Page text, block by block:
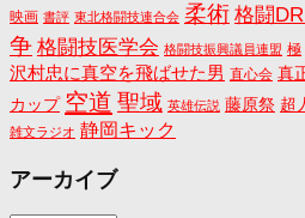
映画 書評 東北格闘技連合会 柔術 格闘
争 格闘技医学会 格闘技振興議員連盟 極
沢村忠に真空を飛ばせた男 直心会 真
カップ 空道 聖域 英雄伝説 藤原祭 超
雑文ラジオ 静岡キック
アーカイブ